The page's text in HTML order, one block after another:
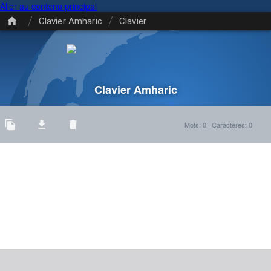
Aller au contenu principal
/ Clavier Amharic / Clavier
Clavier Amharic
Mots: 0· Caractères: 0